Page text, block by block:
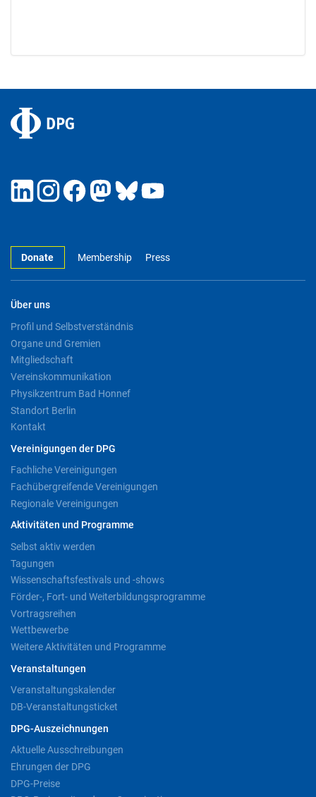
Donate Membership Press
Über uns
Profil und Selbstverständnis
Organe und Gremien
Mitgliedschaft
Vereinskommunikation
Physikzentrum Bad Honnef
Standort Berlin
Kontakt
Vereinigungen der DPG
Fachliche Vereinigungen
Fachübergreifende Vereinigungen
Regionale Vereinigungen
Aktivitäten und Programme
Selbst aktiv werden
Tagungen
Wissenschaftsfestivals und -shows
Förder-, Fort- und Weiterbildungsprogramme
Vortragsreihen
Wettbewerbe
Weitere Aktivitäten und Programme
Veranstaltungen
Veranstaltungskalender
DB-Veranstaltungsticket
DPG-Auszeichnungen
Aktuelle Ausschreibungen
Ehrungen der DPG
DPG-Preise